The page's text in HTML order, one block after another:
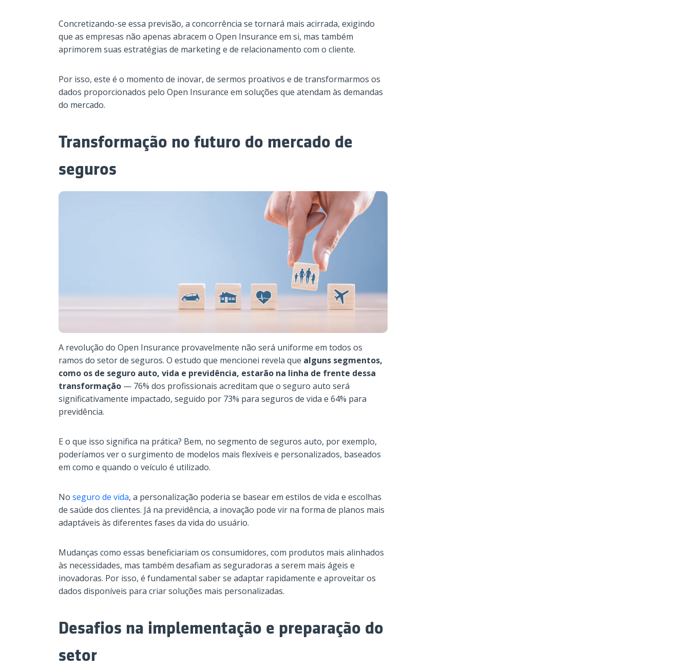
Concretizando-se essa previsão, a concorrência se tornará mais acirrada, exigindo
que as empresas não apenas abracem o Open Insurance em si, mas também
aprimorem suas estratégias de marketing e de relacionamento com o cliente.
Por isso, este é o momento de inovar, de sermos proativos e de transformarmos os
dados proporcionados pelo Open Insurance em soluções que atendam às demandas
do mercado.
Transformação no futuro do mercado de
seguros
A revolução do Open Insurance provavelmente não será uniforme em todos os
ramos do setor de seguros. O estudo que mencionei revela que alguns segmentos,
como os de seguro auto, vida e previdência, estarão na linha de frente dessa
transformação — 76% dos profissionais acreditam que o seguro auto será
significativamente impactado, seguido por 73% para seguros de vida e 64% para
previdência.
E o que isso significa na prática? Bem, no segmento de seguros auto, por exemplo,
poderíamos ver o surgimento de modelos mais flexíveis e personalizados, baseados
em como e quando o veículo é utilizado.
No seguro de vida, a personalização poderia se basear em estilos de vida e escolhas
de saúde dos clientes. Já na previdência, a inovação pode vir na forma de planos mais
adaptáveis às diferentes fases da vida do usuário.
Mudanças como essas beneficiariam os consumidores, com produtos mais alinhados
às necessidades, mas também desafiam as seguradoras a serem mais ágeis e
inovadoras. Por isso, é fundamental saber se adaptar rapidamente e aproveitar os
dados disponíveis para criar soluções mais personalizadas.
Desafios na implementação e preparação do
setor